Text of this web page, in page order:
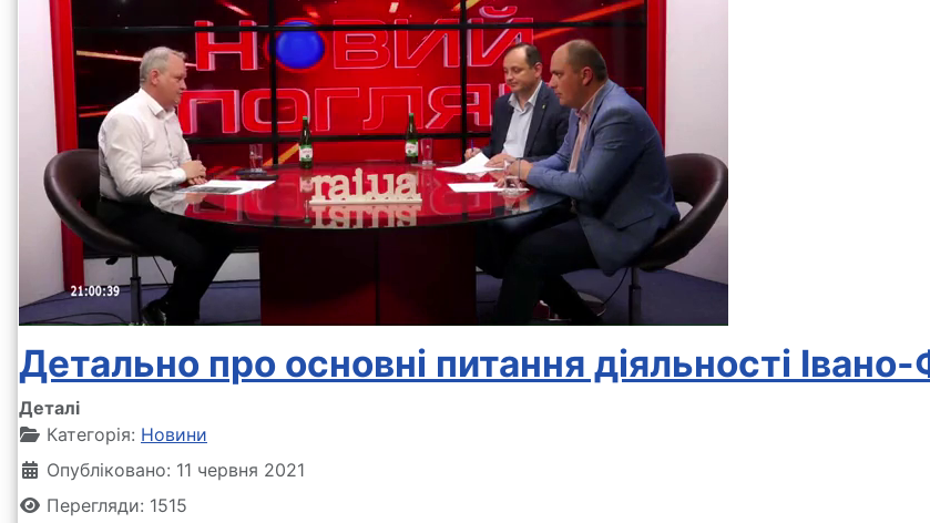
Детально про основні питання діяльності
Деталі
Категорія: Новини
Опубліковано: 11 червня 2021
Перегляди: 1515